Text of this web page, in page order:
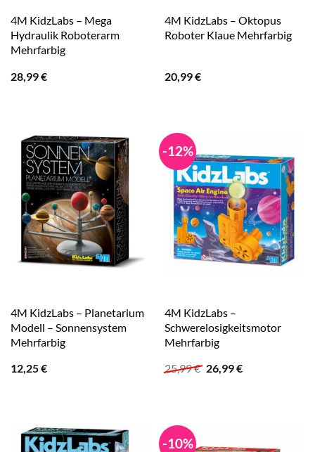
4M KidzLabs – Mega
Hydraulik Roboterarm
Mehrfarbig
28,99€
4M KidzLabs – Oktopus
Roboter Klaue Mehrfarbig
20,99€
4M KidzLabs – Planetarium
Modell – Sonnensystem
Mehrfarbig
12,25€
-12%
4M KidzLabs –
Schwerelosigkeitsmotor
Mehrfarbig
25,99€ Ursprünglicher
26,99€Aktueller
-10%